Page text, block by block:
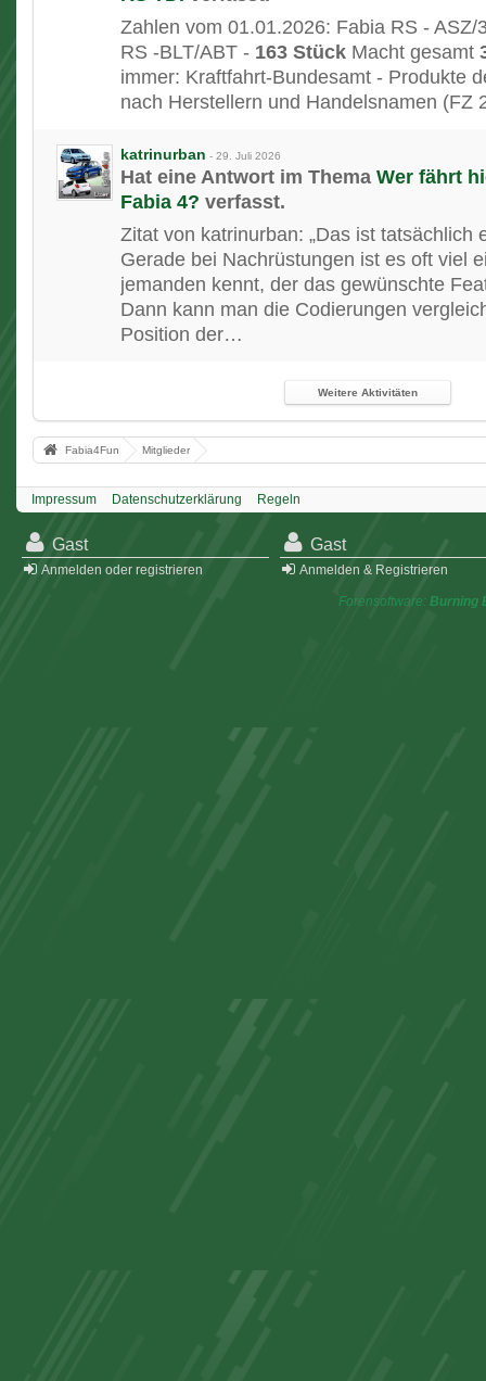
Zahlen vom 01.01.2026: Fabia RS - ASZ/
RS -BLT/ABT - 163 Stück Macht gesamt
immer: Kraftfahrt-Bundesamt - Produkte
nach Herstellern und Handelsnamen (FZ
katrinurban - 29. Juli 2026
Hat eine Antwort im Thema Wer fährt
Fabia 4? verfasst.
Zitat von katrinurban: „Das ist tatsächlich
Gerade bei Nachrüstungen ist es oft viel
jemanden kennt, der das gewünschte
Dann kann man die Codierungen
Position der…
Weitere Aktivitäten
Fabia4Fun Mitglieder
Impressum Datenschutzerklärung Regeln
Gast
Anmelden oder registrieren
Gast
Anmelden & Registrieren
Forensoftware: Burning